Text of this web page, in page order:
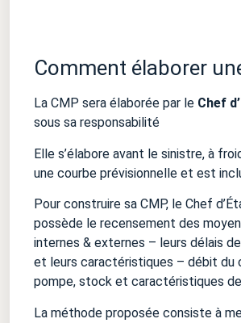
Comment élaborer
La CMP sera élaborée par le Chef
sous sa responsabilité
Elle s’élabore avant le sinistre, à
une courbe prévisionnelle et est
Pour construire sa CMP, le Chef
possède le recensement des
internes & externes – leurs délais
et leurs caractéristiques – débit du
pompe, stock et caractéristiques de
La méthode proposée consiste à